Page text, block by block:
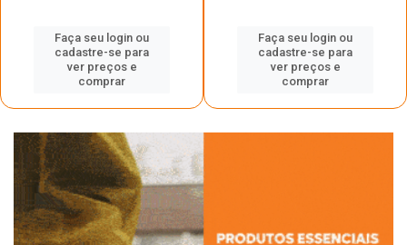
Faça seu login ou
cadastre-se para
ver preços e
comprar
Faça seu login ou
cadastre-se para
ver preços e
comprar